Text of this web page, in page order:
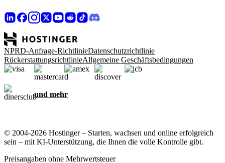
NPRD-Anfrage-RichtlinieDatenschutzrichtlinie
RückerstattungsrichtlinieAllgemeine Geschäftsbedingungen
und mehr
© 2004-2026 Hostinger – Starten, wachsen und online erfolgreich
sein – mit KI-Unterstützung, die Ihnen die volle Kontrolle gibt.
Preisangaben ohne Mehrwertsteuer